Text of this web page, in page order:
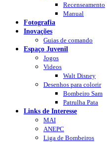
Recenseamento
Manual
Fotografia
Inovações
Guias de comando
Espaço Juvenil
Jogos
Videos
Walt Disney
Desenhos para colorir
Bombeiro Sam
Patrulha Pata
Links de Interesse
MAI
ANEPC
Liga de Bombeiros